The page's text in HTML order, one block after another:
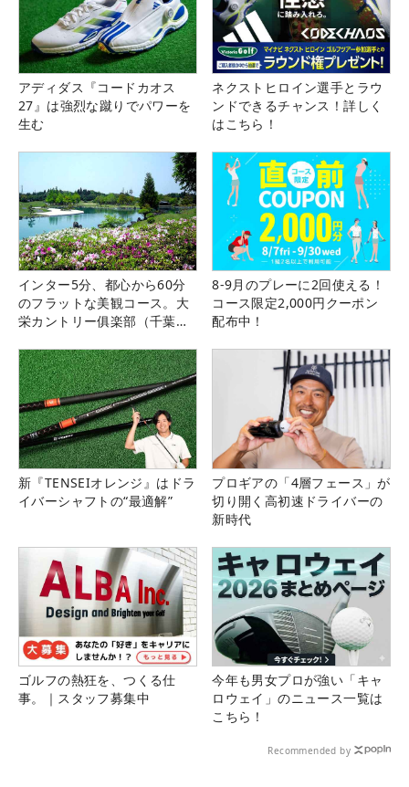
アディダス『コードカオス
27』は強烈な蹴りでパワーを
生む
ネクストヒロイン選手とラウ
ンドできるチャンス！詳しく
はこちら！
インター5分、都心から60分
のフラットな美観コース。大
栄カントリー俱楽部（千葉
8-9月のプレーに2回使える！
コース限定2,000円クーポン
配布中！
新『TENSEIオレンジ』はドラ
イバーシャフトの“最適解”
プロギアの「4層フェース」が
切り開く高初速ドライバーの
新時代
ゴルフの熱狂を、つくる仕
事。｜スタッフ募集中
今年も男女プロが強い「キャ
ロウェイ」のニュース一覧は
こちら！
Recommended by